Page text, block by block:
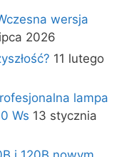
wersja
2026
11 lutego
lampa
Ws 13 stycznia